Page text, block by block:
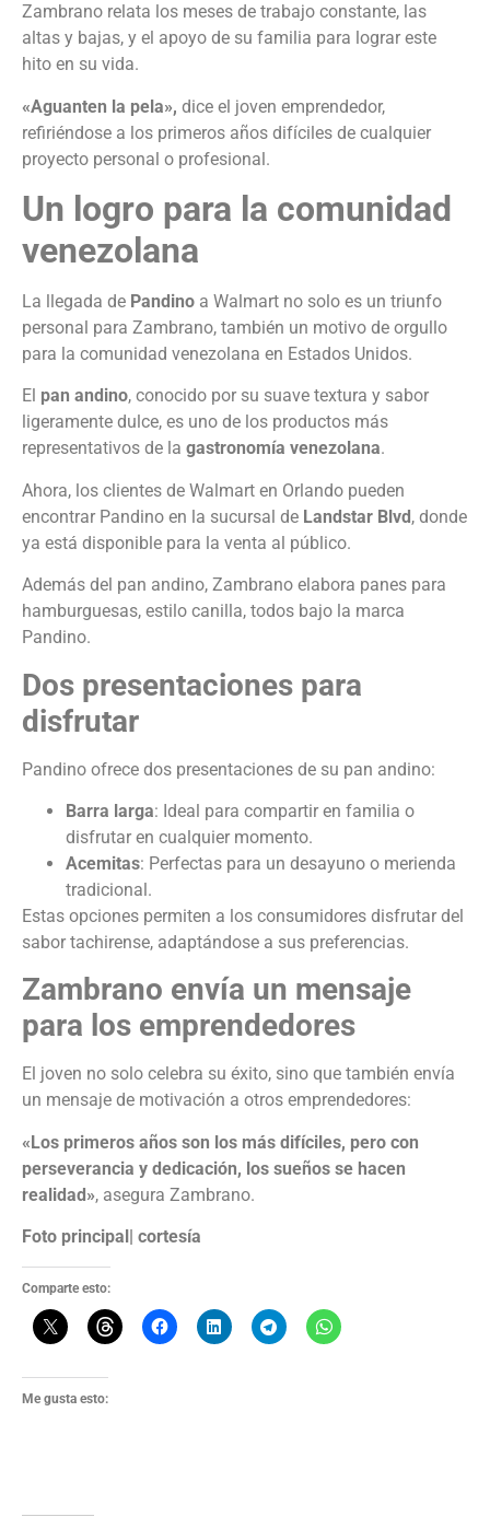
Zambrano relata los meses de trabajo constante, las
altas y bajas, y el apoyo de su familia para lograr este
hito en su vida.
«Aguanten la pela», dice el joven emprendedor,
refiriéndose a los primeros años difíciles de cualquier
proyecto personal o profesional.
Un logro para la comunidad
venezolana
La llegada de Pandino a Walmart no solo es un triunfo
personal para Zambrano, también un motivo de orgullo
para la comunidad venezolana en Estados Unidos.
El pan andino, conocido por su suave textura y sabor
ligeramente dulce, es uno de los productos más
representativos de la gastronomía venezolana.
Ahora, los clientes de Walmart en Orlando pueden
encontrar Pandino en la sucursal de Landstar Blvd, donde
ya está disponible para la venta al público.
Además del pan andino, Zambrano elabora panes para
hamburguesas, estilo canilla, todos bajo la marca
Pandino.
Dos presentaciones para
disfrutar
Pandino ofrece dos presentaciones de su pan andino:
Barra larga: Ideal para compartir en familia o
disfrutar en cualquier momento.
Acemitas: Perfectas para un desayuno o merienda
tradicional.
Estas opciones permiten a los consumidores disfrutar del
sabor tachirense, adaptándose a sus preferencias.
Zambrano envía un mensaje
para los emprendedores
El joven no solo celebra su éxito, sino que también envía
un mensaje de motivación a otros emprendedores:
«Los primeros años son los más difíciles, pero con
perseverancia y dedicación, los sueños se hacen
realidad», asegura Zambrano.
Foto principal| cortesía
Comparte esto:
Me gusta esto: